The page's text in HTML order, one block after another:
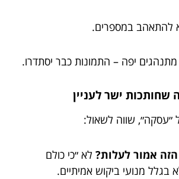
להתאהב במספרים.
יפה – התמונות כבר יסתדרו.
״עסקה״, שווה לשאול:
אמור לעלות? לא ״כי כולם
בגלל מנועי ביקוש אמיתיים.